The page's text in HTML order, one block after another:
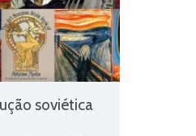
soviética